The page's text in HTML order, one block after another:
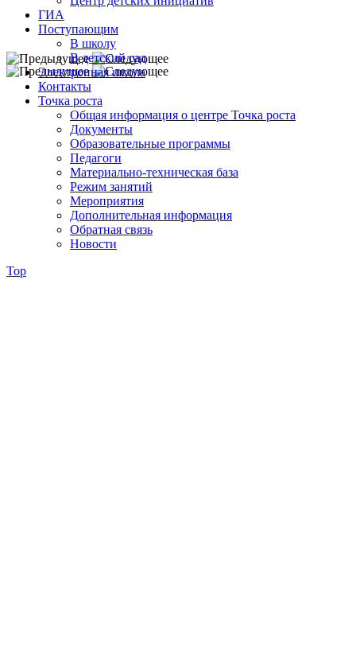
ГИА
Поступающим
В школу
В детский сад
Электронная школа
Контакты
Точка роста
Общая информация о центре Точка роста
Документы
Образовательные программы
Педагоги
Материально-техническая база
Режим занятий
Мероприятия
Дополнительная информация
Обратная связь
Новости
Top